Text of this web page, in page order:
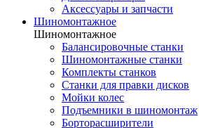
Аксессуары и запчасти
Шиномонтажное
Шиномонтажное
Балансировочные станки
Шиномонтажные станки
Комплекты станков
Станки для правки дисков
Мойки колес
Подъемники в шиномонтаж
Борторасширители